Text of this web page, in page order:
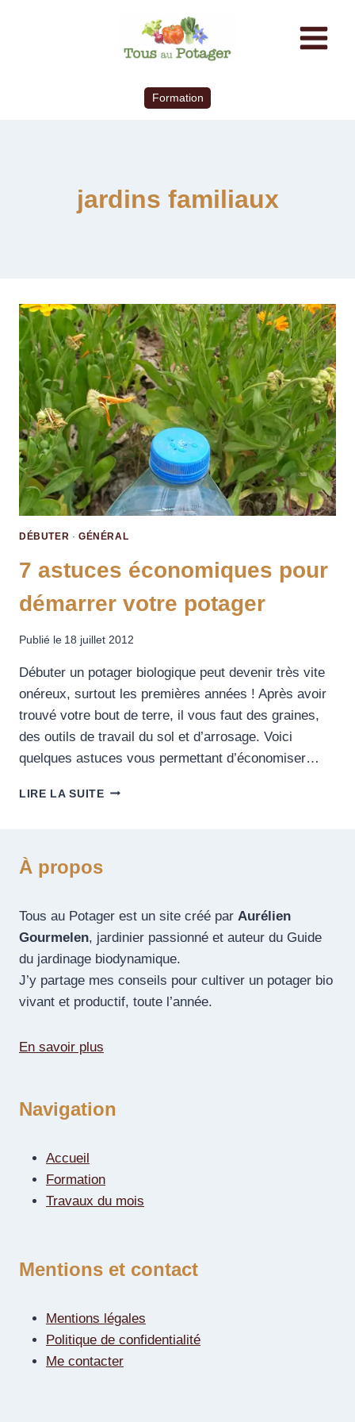
Formation
jardins familiaux
DÉBUTER · GÉNÉRAL
7 astuces économiques pour
démarrer votre potager
Publié le 18 juillet 2012
Débuter un potager biologique peut devenir très vite
onéreux, surtout les premières années ! Après avoir
trouvé votre bout de terre, il vous faut des graines,
des outils de travail du sol et d’arrosage. Voici
quelques astuces vous permettant d’économiser…
LIRE LA SUITE
À propos
Tous au Potager est un site créé par Aurélien
Gourmelen, jardinier passionné et auteur du Guide
du jardinage biodynamique.
J’y partage mes conseils pour cultiver un potager bio
vivant et productif, toute l’année.
En savoir plus
Navigation
Accueil
Formation
Travaux du mois
Mentions et contact
Mentions légales
Politique de confidentialité
Me contacter